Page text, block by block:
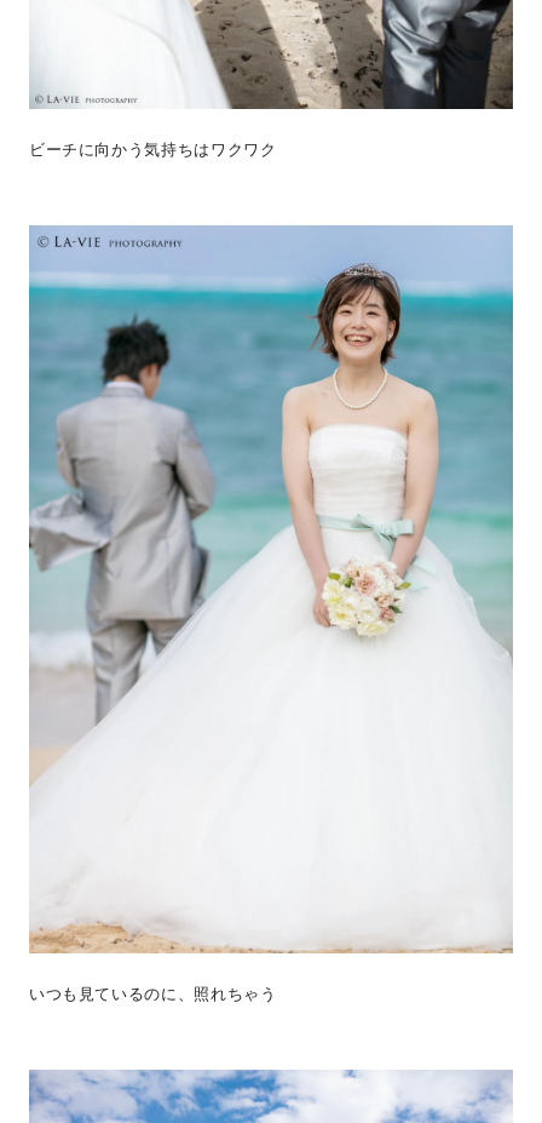
ビーチに向かう気持ちはワクワク
いつも見ているのに、照れちゃう